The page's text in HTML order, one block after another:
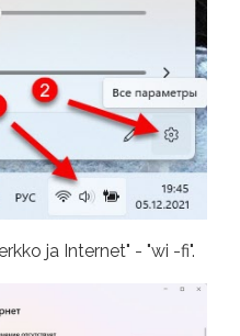
ja Internet" - "wi -fi".